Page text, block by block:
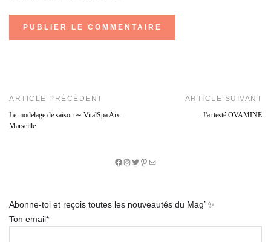
ARTICLE PRÉCÉDENT
Le modelage de saison ∼ VitalSpa Aix-
Marseille
ARTICLE SUIVANT
J'ai testé OVAMINE
Facebook
Instagram
Twitter
Pinterest
E-
Abonne-toi et reçois toutes les nouveautés du Mag’ ✨
Ton email*